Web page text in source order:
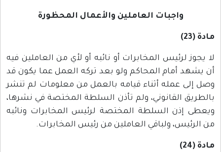
واجبات العاملين والأعمال المحظورة
مادة (23)
لا يجوز لرئيس المخابرات أو نائبه أو لأي من العاملين فيه
أن يشهد أمام المحاكم ولو بعد تركه العمل عما يكون قد
وصل إلى عمله أثناء قيامه بالعمل من معلومات لم تنشر
بالطريق القانوني، ولم تأذن السلطة المختصة في نشرها،
ويعطى إذن السلطة المختصة لرئيس المخابرات ونائبه
من الرئيس، ولباقي العاملين من رئيس المخابرات.
مادة (24)